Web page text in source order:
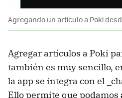
Agregando un artículo a Poki
Agregar artículos a Poki
también es muy sencillo,
la app se integra con el
Ello permite que podamos